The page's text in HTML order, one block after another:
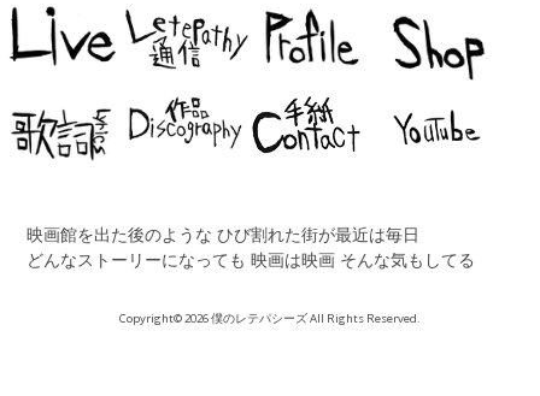
映画館を出た後のような ひび割れた街が最近は毎日
どんなストーリーになっても 映画は映画 そんな気もしてる
Copyright© 2026 僕のレテパシーズ All Rights Reserved.